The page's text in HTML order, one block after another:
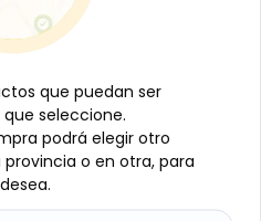
+
que puedan ser
seleccione.
podrá elegir otro
o en otra, para
que puedan ser
seleccione.
podrá elegir otro
o en otra, para